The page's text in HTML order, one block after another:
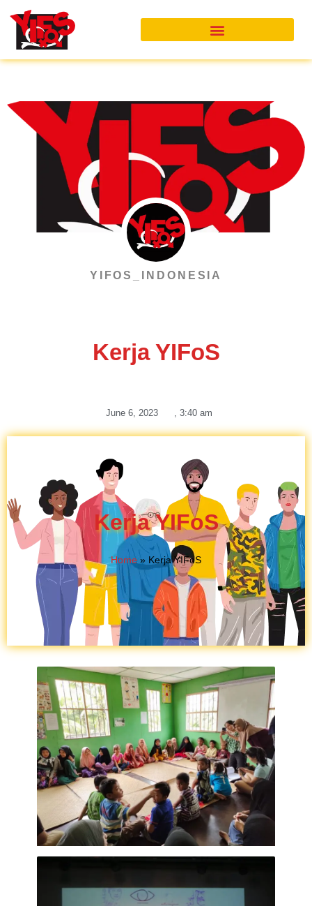
content
YIFOS_INDONESIA
Kerja YIFoS
June 6, 2023 3:40 am
Kerja YIFoS
Home » Kerja YIFoS